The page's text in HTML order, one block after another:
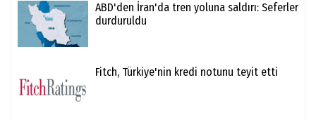
ABD'den İran'da tren yoluna saldırı: Seferler
durduruldu
Fitch, Türkiye'nin kredi notunu teyit etti